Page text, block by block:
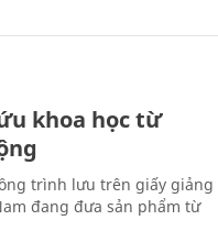
khoa học từ
trình lưu trên giấy giảng
đang đưa sản phẩm từ